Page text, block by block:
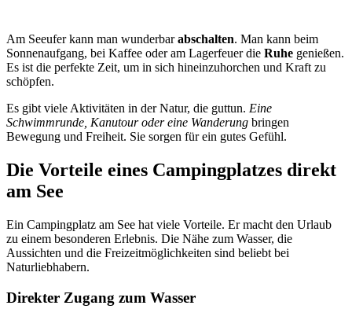
Am Seeufer kann man wunderbarabschalten. Man kann beim
Sonnenaufgang, bei Kaffee oder am Lagerfeuer die Ruhe genießen.
Es ist die perfekte Zeit, um in sich hineinzuhorchen und Kraft zu
schöpfen.
Es gibt viele Aktivitäten in der Natur, die guttun. Eine
Schwimmrunde, Kanutour oder eine Wanderung bringen
Bewegung und Freiheit. Sie sorgen für ein gutes Gefühl.
Die Vorteile eines Campingplatzes direkt
am See
Ein Campingplatz am See hat viele Vorteile. Er macht den Urlaub
zu einem besonderen Erlebnis. Die Nähe zum Wasser, die
Aussichten und die Freizeitmöglichkeiten sind beliebt bei
Naturliebhabern.
Direkter Zugang zum Wasser